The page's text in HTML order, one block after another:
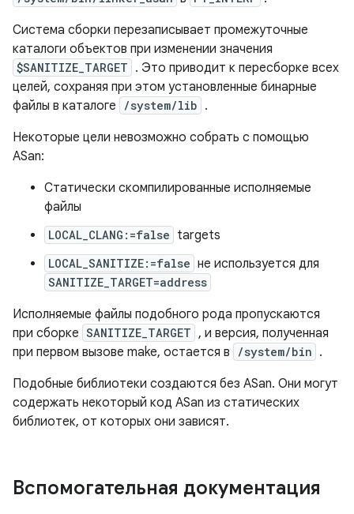
Система сборки перезаписывает промежуточные
каталоги объектов при изменении значения
$SANITIZE_TARGET . Это приводит к пересборке всех
целей, сохраняя при этом установленные бинарные
файлы в каталоге
/system/lib .
Некоторые цели невозможно собрать с помощью
ASan:
Статически скомпилированные исполняемые
файлы
LOCAL_CLANG:=false targets
LOCAL_SANITIZE:=false не используется для
SANITIZE_TARGET=address
Исполняемые файлы подобного рода пропускаются
при сборке SANITIZE_TARGET , и версия, полученная
при первом вызове make, остается в
/system/bin .
Подобные библиотеки создаются без ASan. Они могут
содержать некоторый код ASan из статических
библиотек, от которых они зависят.
Вспомогательная документация